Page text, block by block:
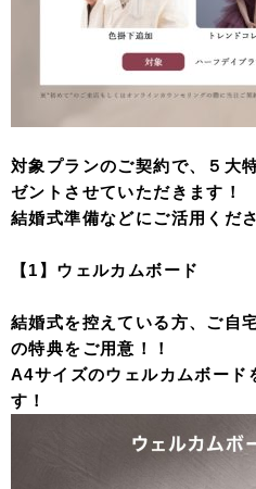
対象プランのご契約で、５大
ゼントさせていただきます！
結婚式準備などにご活用くだ
【1】ウェルカムボード
結婚式を控えている方、ご自
の特典をご用意！！
A4サイズのウェルカムボード
す！